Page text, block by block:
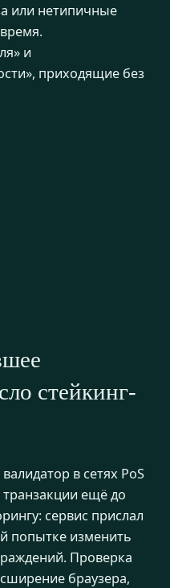
или нетипичные
и
приходящие без
стейкинг-
в сетях PoS
ещё до
сервис прислал
попытке изменить
Проверка
браузера,